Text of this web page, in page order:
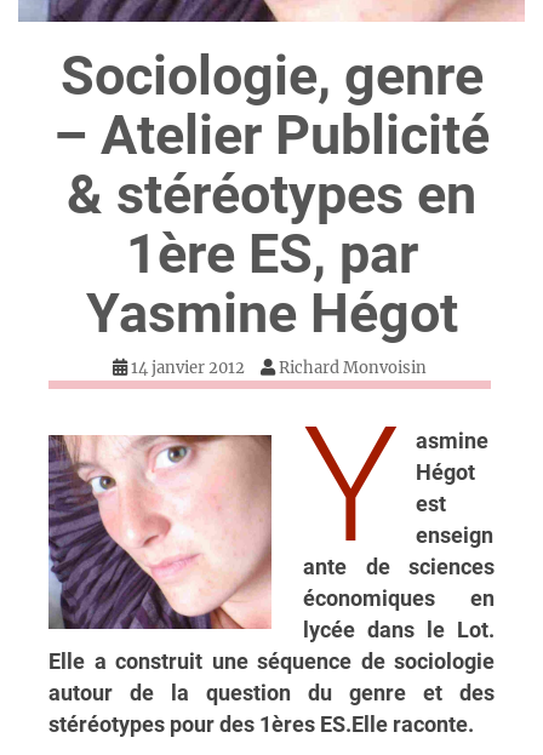
Sociologie, genre
– Atelier Publicité
& stéréotypes en
1ère ES, par
Yasmine Hégot
14 janvier 2012 Richard Monvoisin
Y
asmine
Hégot
est
enseign
ante de sciences
économiques en
lycée dans le Lot.
Elle a construit une séquence de sociologie
autour de la question du genre et des
stéréotypes pour des 1ères ES.Elle raconte.